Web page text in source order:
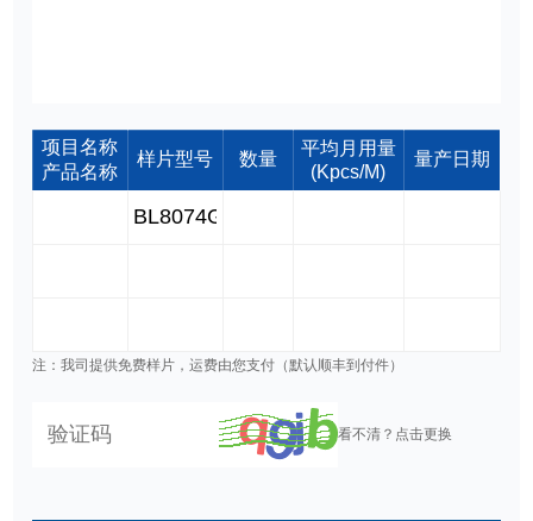
项目名称
产品名称
样片型号 数量
平均月用量
(Kpcs/M)
量产日期
注：我司提供免费样片，运费由您支付（默认顺丰到付件）
看不清？点击更换